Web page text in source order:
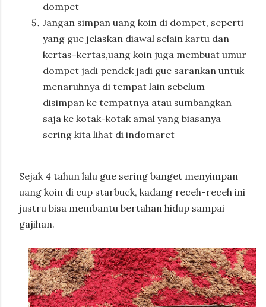
dompet
Jangan simpan uang koin di dompet, seperti
yang gue jelaskan diawal selain kartu dan
kertas-kertas,uang koin juga membuat umur
dompet jadi pendek jadi gue sarankan untuk
menaruhnya di tempat lain sebelum
disimpan ke tempatnya atau sumbangkan
saja ke kotak-kotak amal yang biasanya
sering kita lihat di indomaret
Sejak 4 tahun lalu gue sering banget menyimpan
uang koin di cup starbuck, kadang receh-receh ini
justru bisa membantu bertahan hidup sampai
gajihan.